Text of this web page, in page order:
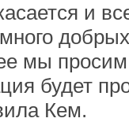
и
мы просим
будет
Кем.